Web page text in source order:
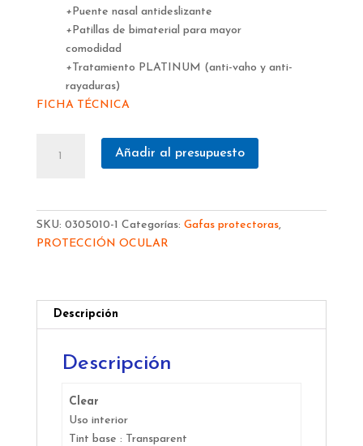
+ Puente nasal antideslizante
+ Patillas de bimaterial para mayor
comodidad
+Tratamiento PLATINUM (anti-vaho y anti-
rayaduras)
FICHA TÉCNICA
BOLLE
Añadir al presupuesto
SKU: 0305010-1 Categorías: Gafas protectoras,
PROTECCIÓN OCULAR
Descripción
Descripción
Clear
Uso interior
Tint base : Transparent